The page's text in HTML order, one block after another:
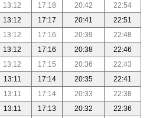
13:12 17:18 20:42
22:54
13:12 17:17 20:41
22:51
13:12 17:16 20:39
22:48
13:12 17:16 20:38
22:46
13:12 17:15 20:36
22:43
13:11 17:14 20:35
22:41
13:11 17:14 20:33
22:38
13:11 17:13 20:32
22:36